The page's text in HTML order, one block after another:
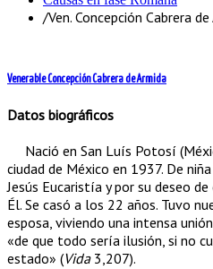
/Ven. Concepción Cabrera
Venerable Concepción Cabrera de Armida
Datos biográficos
Nació en San Luís Potosí
ciudad de México en 1937. De
Jesús Eucaristía y por su deseo
Él. Se casó a los 22 años. Tuvo
esposa, viviendo una intensa
«de que todo sería ilusión, si no
estado» (Vida3,207).